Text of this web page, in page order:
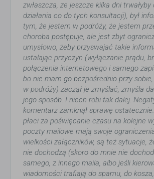
zwłaszcza, ze jeszcze kilka dni trwałyby
działania co do tych konsultacji), był
tym, że jestem w podróży, że jestem
choroba postępuje, ale jest zbyt
umysłowo, żeby przyswajać takie
ustalając przyczyn (wyłączanie prądu,
połączenia internetowego i samego
bo nie mam go bezpośrednio przy
w podróży) zaczął je zmyślać, zmyśla
jego sposób. I niech robi tak dalej.
komentarz zamknął sprawę
płaci za poświęcanie czasu na kolejne
poczty mailowe mają swoje
wielkości załączników, są też sytuacje,
nie dochodzą (skoro do mnie nie
samego, z innego maila, albo jeśli
wiadomości trafiają do spamu, do